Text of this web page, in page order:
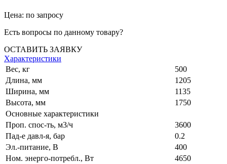
Цена: по запросу
Есть вопросы по данному товару?
ОСТАВИТЬ ЗАЯВКУ
Характеристики
Вес, кг
500
Длина, мм
1205
Ширина, мм
1135
Высота, мм
1750
Основные характеристики
Проп. спос-ть, м3/ч
3600
Пад-е давл-я, бар
0.2
Эл.-питание, В
400
Ном. энерго-потребл., Вт
4650